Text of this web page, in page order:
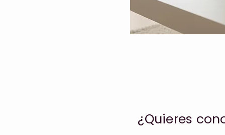
¿Quieres